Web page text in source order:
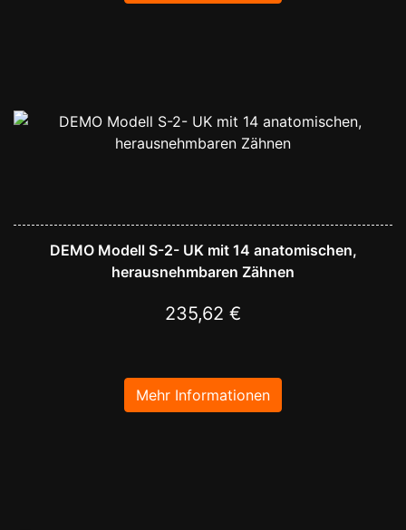
DEMO Modell S-2- UK mit 14 anatomischen,
herausnehmbaren Zähnen
235,62 €
Mehr Informationen